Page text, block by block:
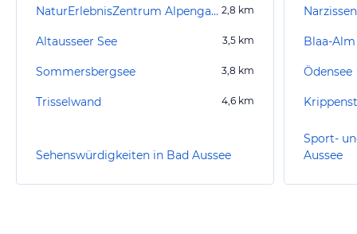
NaturErlebnisZentrum Alpengarten Bad Aussee 2,8 km
Altausseer See 3,5 km
Sommersbergsee 3,8 km
Trisselwand 4,6 km
Sehenswürdigkeiten in Bad Aussee
Blaa-Alm
Ödensee
Sport-
Aussee